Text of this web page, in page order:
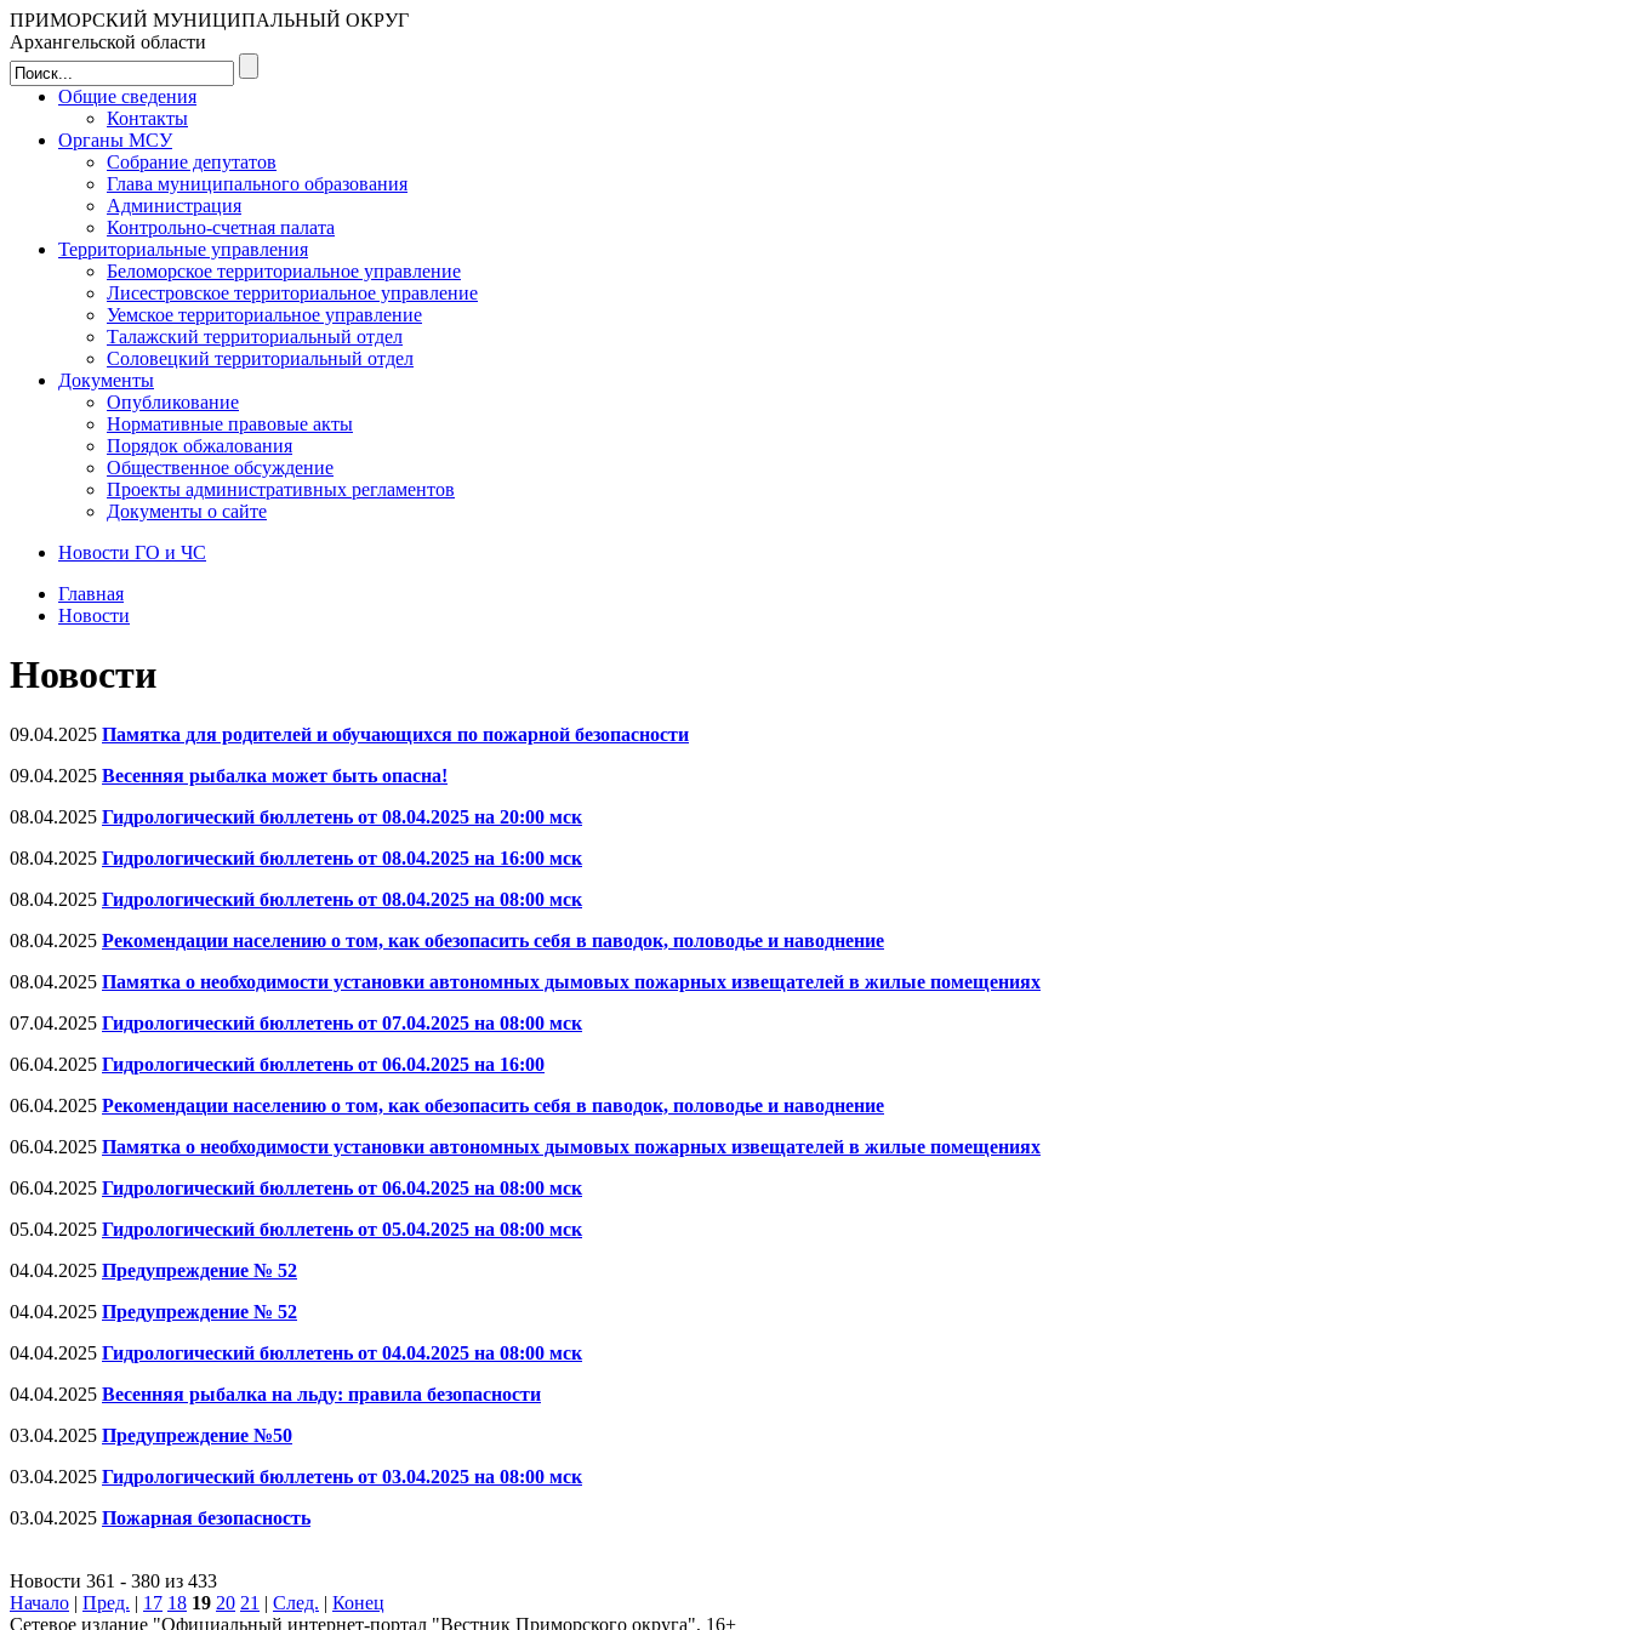
ПРИМОРСКИЙ МУНИЦИПАЛЬНЫЙ ОКРУГ
Архангельской области
Общие сведения
Контакты
Органы МСУ
Собрание депутатов
Глава муниципального образования
Администрация
Контрольно-счетная палата
Территориальные управления
Беломорское территориальное управление
Лисестровское территориальное управление
Уемское территориальное управление
Талажский территориальный отдел
Соловецкий территориальный отдел
Документы
Опубликование
Нормативные правовые акты
Порядок обжалования
Общественное обсуждение
Проекты административных регламентов
Документы о сайте
Новости ГО и ЧС
Главная
Новости
Новости
09.04.2025 Памятка для родителей и обучающихся по пожарной безопасности
09.04.2025 Весенняя рыбалка может быть опасна!
08.04.2025 Гидрологический бюллетень от 08.04.2025 на 20:00 мск
08.04.2025 Гидрологический бюллетень от 08.04.2025 на 16:00 мск
08.04.2025 Гидрологический бюллетень от 08.04.2025 на 08:00 мск
08.04.2025 Рекомендации населению о том, как обезопасить себя в паводок, половодье и наводнение
08.04.2025 Памятка о необходимости установки автономных дымовых пожарных извещателей в жилые помещениях
07.04.2025 Гидрологический бюллетень от 07.04.2025 на 08:00 мск
06.04.2025 Гидрологический бюллетень от 06.04.2025 на 16:00
06.04.2025 Рекомендации населению о том, как обезопасить себя в паводок, половодье и наводнение
06.04.2025 Памятка о необходимости установки автономных дымовых пожарных извещателей в жилые помещениях
06.04.2025 Гидрологический бюллетень от 06.04.2025 на 08:00 мск
05.04.2025 Гидрологический бюллетень от 05.04.2025 на 08:00 мск
04.04.2025 Предупреждение № 52
04.04.2025 Предупреждение № 52
04.04.2025 Гидрологический бюллетень от 04.04.2025 на 08:00 мск
04.04.2025 Весенняя рыбалка на льду: правила безопасности
03.04.2025 Предупреждение №50
03.04.2025 Гидрологический бюллетень от 03.04.2025 на 08:00 мск
03.04.2025 Пожарная безопасность
Новости 361 - 380 из 433
Начало | Пред. | 17 18 19 20 21 | След. | Конец
Сетевое издание "Официальный интернет-портал "Вестник Приморского округа", 16+